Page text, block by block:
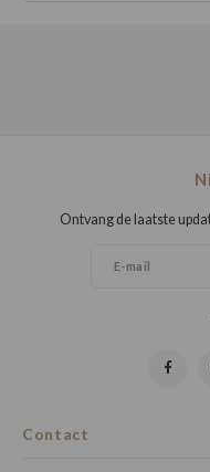
Contact
Ontvang de laatste